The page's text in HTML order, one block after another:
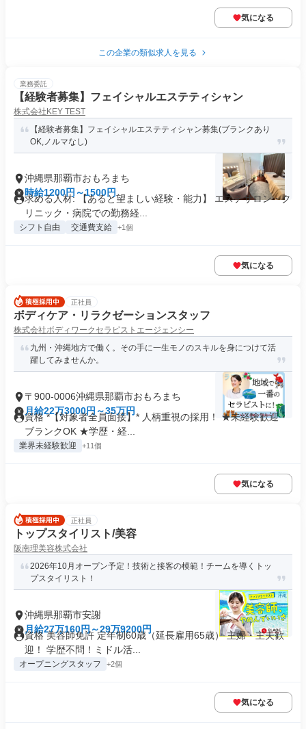
気になる
この企業の類似求人を見る
業務委託
【経験者募集】フェイシャルエステティシャン
株式会社KEY TEST
【経験者募集】フェイシャルエステティシャン募集(ブランクあり
OK,ノルマなし)
沖縄県那覇市おもろまち
時給1200円～1500円
求める人材: 【あると望ましい経験・能力】 エステサロン・ク
リニック・病院での勤務経...
シフト自由 交通費支給 +1個
気になる
正社員
ボディケア・リラクゼーションスタッフ
株式会社ボディワークセラピストエージェンシー
九州・沖縄地方で働く。その手に一生モノのスキルを身につけて活
躍してみませんか。
〒900-0006沖縄県那覇市おもろまち
月給22万3000円～35万円
資格 *【対象者全員面接】* 人柄重視の採用！ ★未経験歓迎・
ブランクOK ★学歴・経...
業界未経験歓迎 +11個
気になる
正社員
トップスタイリスト/美容
阪南理美容株式会社
2026年10月オープン予定！技術と接客の模範！チームを導くトッ
プスタイリスト！
沖縄県那覇市安謝
月給27万160円～29万9200円
資格 美容師免許 定年制60歳（延長雇用65歳） 主婦・主夫歓
迎！ 学歴不問！ミドル活...
オープニングスタッフ +2個
気になる